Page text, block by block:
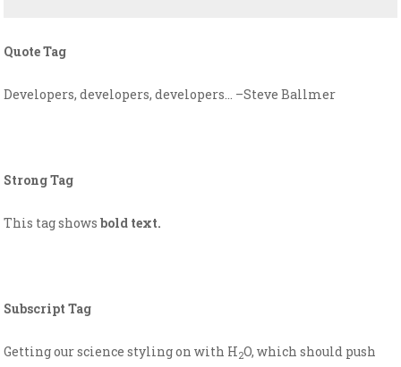
Quote Tag
Developers, developers, developers… –Steve Ballmer
Strong Tag
This tag showsbold text.
Subscript Tag
Getting our science styling on with H2O, which should push